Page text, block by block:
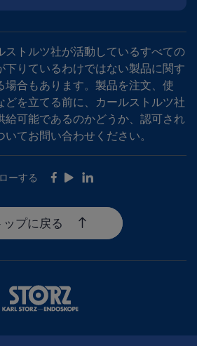
ストルツ社が活動しているすべての
下りているわけではない製品に関す
場合もあります。製品を注文、使
どを立てる前に、カールストルツ社
給可能であるのかどうか、認可され
てお問い合わせください。
ーする Facebook
YoutubeLinkedIn
ップに戻る